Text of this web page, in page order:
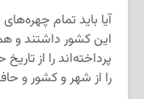
آیا باید تمام
این کشور داشتند و
پرداخته‌اند را از
را از شهر و کشور و